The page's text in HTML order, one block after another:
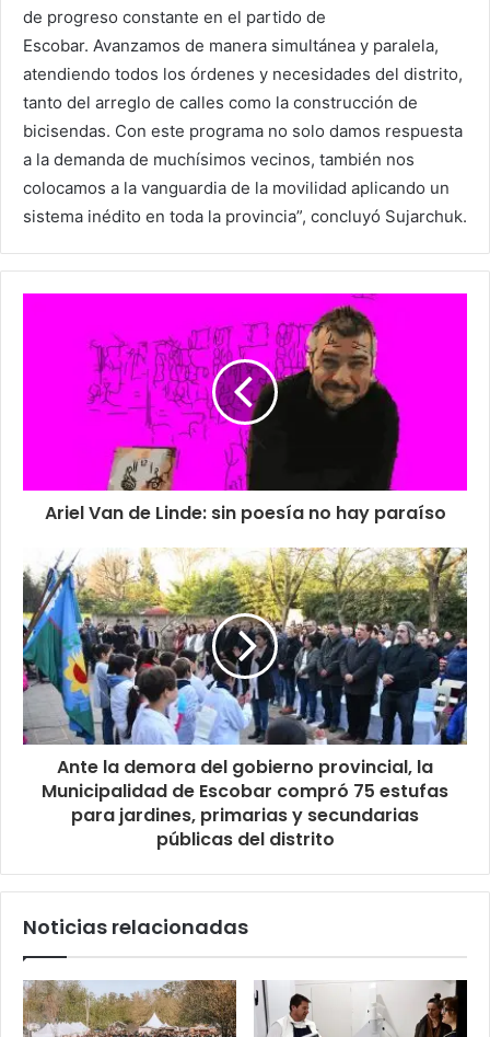
de progreso constante en el partido de
Escobar. Avanzamos de manera simultánea y paralela,
atendiendo todos los órdenes y necesidades del distrito,
tanto del arreglo de calles como la construcción de
bicisendas. Con este programa no solo damos respuesta
a la demanda de muchísimos vecinos, también nos
colocamos a la vanguardia de la movilidad aplicando un
sistema inédito en toda la provincia”, concluyó Sujarchuk.
Ariel Van de Linde: sin poesía no hay paraíso
Ante la demora del gobierno provincial, la
Municipalidad de Escobar compró 75 estufas
para jardines, primarias y secundarias
públicas del distrito
Noticias relacionadas